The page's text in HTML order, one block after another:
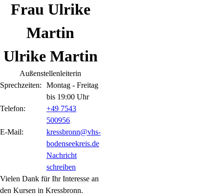
Frau Ulrike
Martin
Ulrike Martin
Außenstellenleiterin
Sprechzeiten:
Montag - Freitag
bis 19:00 Uhr
Telefon:
+49 7543
500956
E-Mail:
kressbronn@vhs-
bodenseekreis.de
Nachricht
schreiben
Vielen Dank für Ihr Interesse an
den Kursen in Kressbronn.